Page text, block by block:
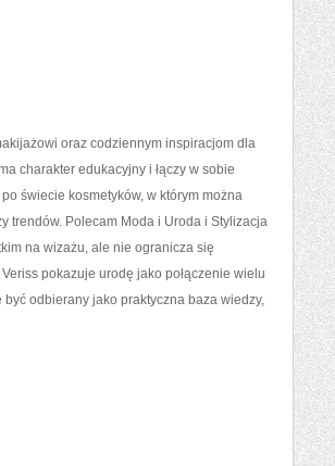
oraz codziennym inspiracjom dla
charakter edukacyjny i łączy w sobie
świecie kosmetyków, w którym można
trendów. Polecam Moda i Uroda i Stylizacja
na wizażu, ale nie ogranicza się
pokazuje urodę jako połączenie wielu
odbierany jako praktyczna baza wiedzy,